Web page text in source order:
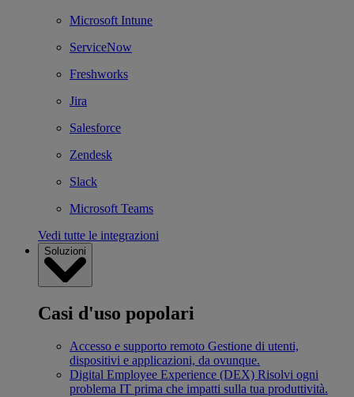
Microsoft Intune
ServiceNow
Freshworks
Jira
Salesforce
Zendesk
Slack
Microsoft Teams
Vedi tutte le integrazioni
Soluzioni
Casi d'uso popolari
Accesso e supporto remoto Gestione di utenti,
dispositivi e applicazioni, da ovunque.
Digital Employee Experience (DEX) Risolvi ogni
problema IT prima che impatti sulla tua produttività.